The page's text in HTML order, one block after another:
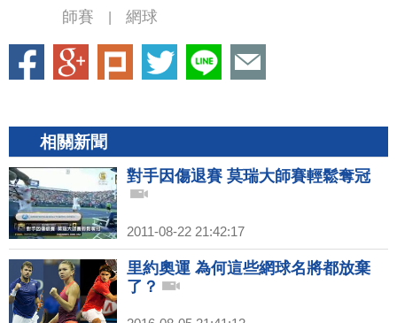
師賽
網球
相關新聞
對手因傷退賽 莫瑞大師賽輕鬆奪冠
2011-08-22 21:42:17
里約奧運 為何這些網球名將都放棄
了？